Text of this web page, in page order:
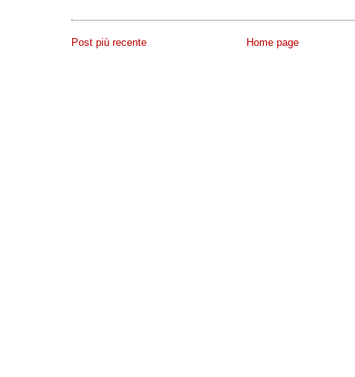
Post più recente Home page